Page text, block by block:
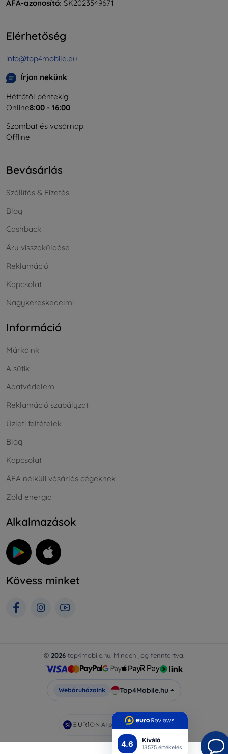
4.6 Kiváló
13575 értékelés
ÁFA-azonosító: SK2023549671
Elérhetőség
info@top4mobile.eu
Írjon nekünk
Hétfőtől péntekig:
Online8:00 - 16:00
Szombat és vasárnap:
Offline
Bevásárlás
Szállítás & Fizetés
Blog
Cashback
Áru visszaküldése
Reklamáció
Kapcsolat
Nagykereskedelmi
Információ
Márkáink
A sütik
Adatvédelem
Reklamáció szabályzat
Üzleti feltételek
Blog
Kapcsolat
ÁFA nélküli vásárlás cégeknek
Zöld energia
Alkalmazások
Kövess minket
© 2026 top4mobile.hu. Minden jog fenntartva.
Webáruházaink Top4Mobile.hu
AI powered byEurion